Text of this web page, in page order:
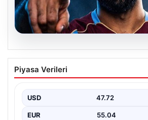
Mohamed Salah
açıklandı!
Piyasa Verileri
USD 47.72
EUR 55.04